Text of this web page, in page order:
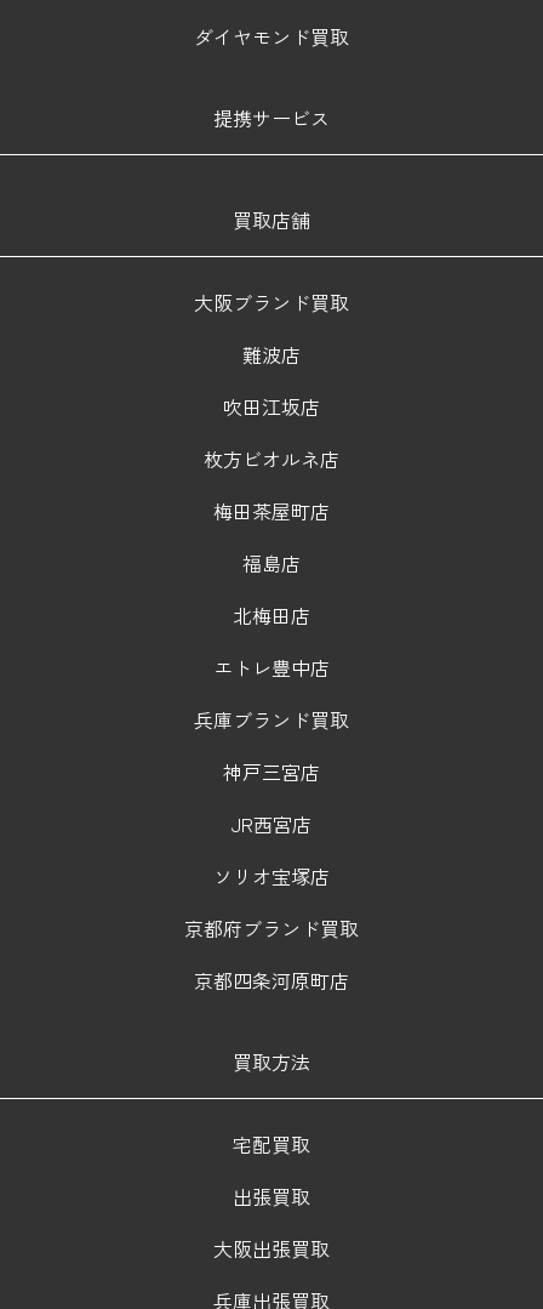
ダイヤモンド買取
提携サービス
買取店舗
大阪ブランド買取
難波店
吹田江坂店
枚方ビオルネ店
梅田茶屋町店
福島店
北梅田店
エトレ豊中店
兵庫ブランド買取
神戸三宮店
JR西宮店
ソリオ宝塚店
京都府ブランド買取
京都四条河原町店
買取方法
宅配買取
出張買取
大阪出張買取
兵庫出張買取